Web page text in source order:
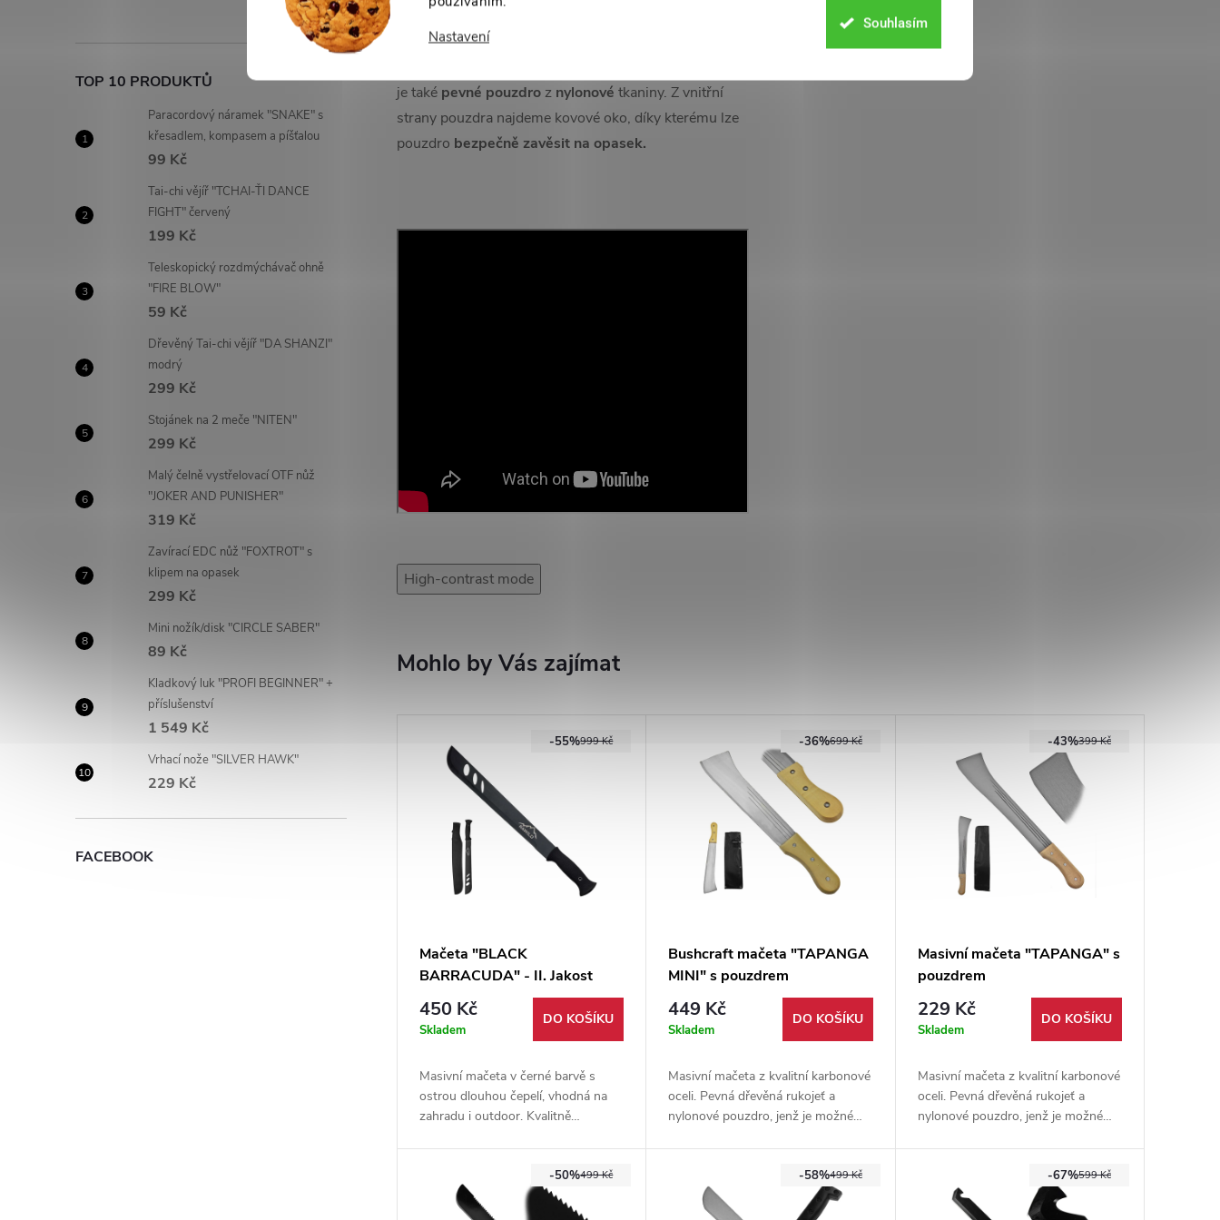
Nastavení
Souhlasím
TOP 10 PRODUKTŮ
Paracordový náramek "SNAKE" s
křesadlem, kompasem a píšťalou
99 Kč
Tai-chi vějíř "TCHAI-ŤI DANCE
FIGHT" červený
199 Kč
Teleskopický rozdmýchávač ohně
"FIRE BLOW"
59 Kč
Dřevěný Tai-chi vějíř "DA SHANZI"
modrý
299 Kč
Stojánek na 2 meče "NITEN"
299 Kč
Malý čelně vystřelovací OTF nůž
"JOKER AND PUNISHER"
319 Kč
Zavírací EDC nůž "FOXTROT" s
klipem na opasek
299 Kč
Mini nožík/disk "CIRCLE SABER"
89 Kč
Kladkový luk "PROFI BEGINNER" +
příslušenství
1 549 Kč
Vrhací nože "SILVER HAWK"
229 Kč
FACEBOOK
Dřevěná rukojeť mačety je dlouhá
je také pevné pouzdro z nylonové tkaniny. Z vnitřní
strany pouzdra najdeme kovové oko, díky kterému lze
pouzdro bezpečně zavěsit na opasek.
High-contrast mode
Mohlo by Vás zajímat
999 Kč
-55%
Mačeta "BLACK
BARRACUDA" - II. Jakost
450 Kč
Skladem
DO KOŠÍKU
Masivní mačeta v černé barvě s
ostrou dlouhou čepelí, vhodná na
zahradu i outdoor. Kvalitně
699 Kč
-36%
Bushcraft mačeta "TAPANGA
MINI" s pouzdrem
449 Kč
Skladem
DO KOŠÍKU
Masivní mačeta z kvalitní karbonové
oceli. Pevná dřevěná rukojeť a
nylonové pouzdro, jenž je možné
399 Kč
-43%
Masivní mačeta "TAPANGA" s
pouzdrem
229 Kč
Skladem
DO KOŠÍKU
Masivní mačeta z kvalitní karbonové
oceli. Pevná dřevěná rukojeť a
nylonové pouzdro, jenž je možné
499 Kč
-50% 499 Kč
-58% 599 Kč
-67%